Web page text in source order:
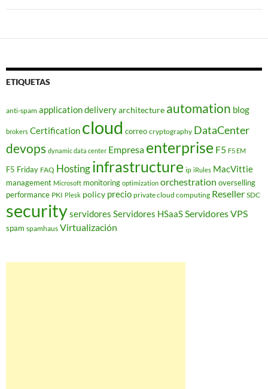
ETIQUETAS
anti-spam application deliveryarchitecture automation blog
brokers Certification cloud correo cryptography DataCenter
devops dynamic data center Empresa enterprise F5 F5 EM
F5 Friday FAQ Hostinginfrastructure ip iRules MacVittie
management Microsoft monitoring optimization orchestration overselling
performance PKI Plesk policy precio private cloud computing Reseller SDC
securityservidores Servidores HSaaSServidores VPS
spam spamhaus Virtualización